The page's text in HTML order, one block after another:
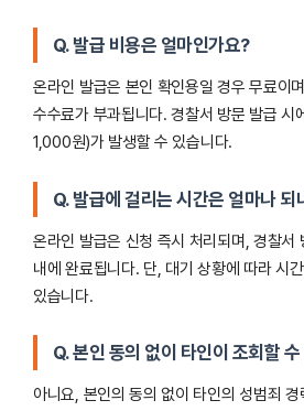
Q. 발급 비용은 얼마인가요?
온라인 발급은 본인 확인용일 경우 무료이
수수료가 부과됩니다. 경찰서 방문 발급 시
1,000원)가 발생할 수 있습니다.
Q. 발급에 걸리는 시간은 얼마나 되
온라인 발급은 신청 즉시 처리되며, 경찰
내에 완료됩니다. 단, 대기 상황에 따라 시
있습니다.
Q. 본인 동의 없이 타인이 조회할
아니요, 본인의 동의 없이 타인의 성범죄